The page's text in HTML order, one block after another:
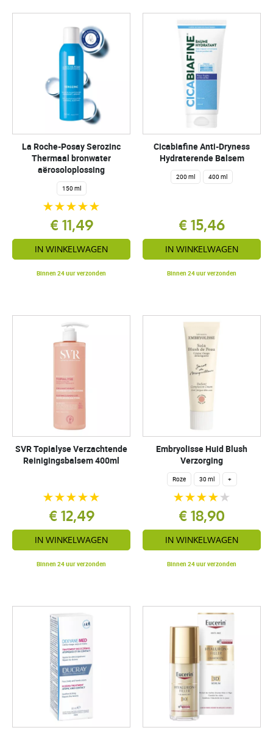
La Roche-Posay Serozinc
Thermaal bronwater
aërosoloplossing
150 ml
€ 11,49
IN WINKELWAGEN
Binnen 24 uur verzonden
Cicabiafine Anti-Dryness
Hydraterende Balsem
200 ml 400 ml
€ 15,46
IN WINKELWAGEN
Binnen 24 uur verzonden
SVR Topialyse Verzachtende
Reinigingsbalsem 400ml
€ 12,49
IN WINKELWAGEN
Binnen 24 uur verzonden
Embryolisse Huid Blush
Verzorging
Roze 30 ml +
€ 18,90
IN WINKELWAGEN
Binnen 24 uur verzonden